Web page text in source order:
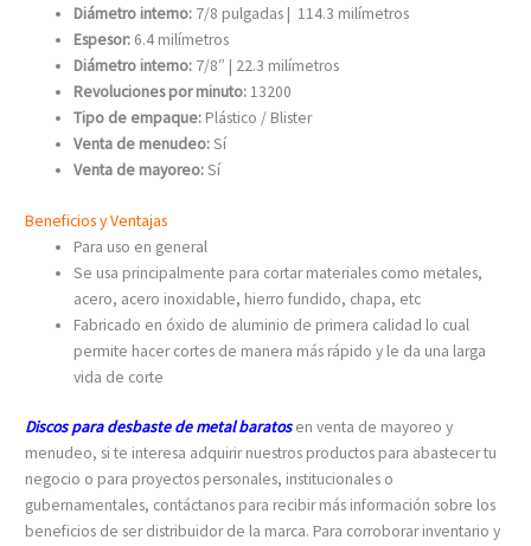
Diámetro interno: 7/8 pulgadas | 114.3 milímetros
Espesor: 6.4 milímetros
Diámetro interno: 7/8″ | 22.3 milímetros
Revoluciones por minuto: 13200
Tipo de empaque: Plástico / Blister
Venta de menudeo:Sí
Venta de mayoreo:Sí
Beneficios y Ventajas
Para uso en general
Se usa principalmente para cortar materiales como metales,
acero, acero inoxidable, hierro fundido, chapa, etc
Fabricado en óxido de aluminio de primera calidad lo cual
permite hacer cortes de manera más rápido y le da una larga
vida de corte
Discos para desbaste de metal baratosen venta de mayoreo y
menudeo, si te interesa adquirir nuestros productos para abastecer tu
negocio o para proyectos personales, institucionales o
gubernamentales, contáctanos para recibir más información sobre los
beneficios de ser distribuidor de la marca. Para corroborar inventario y